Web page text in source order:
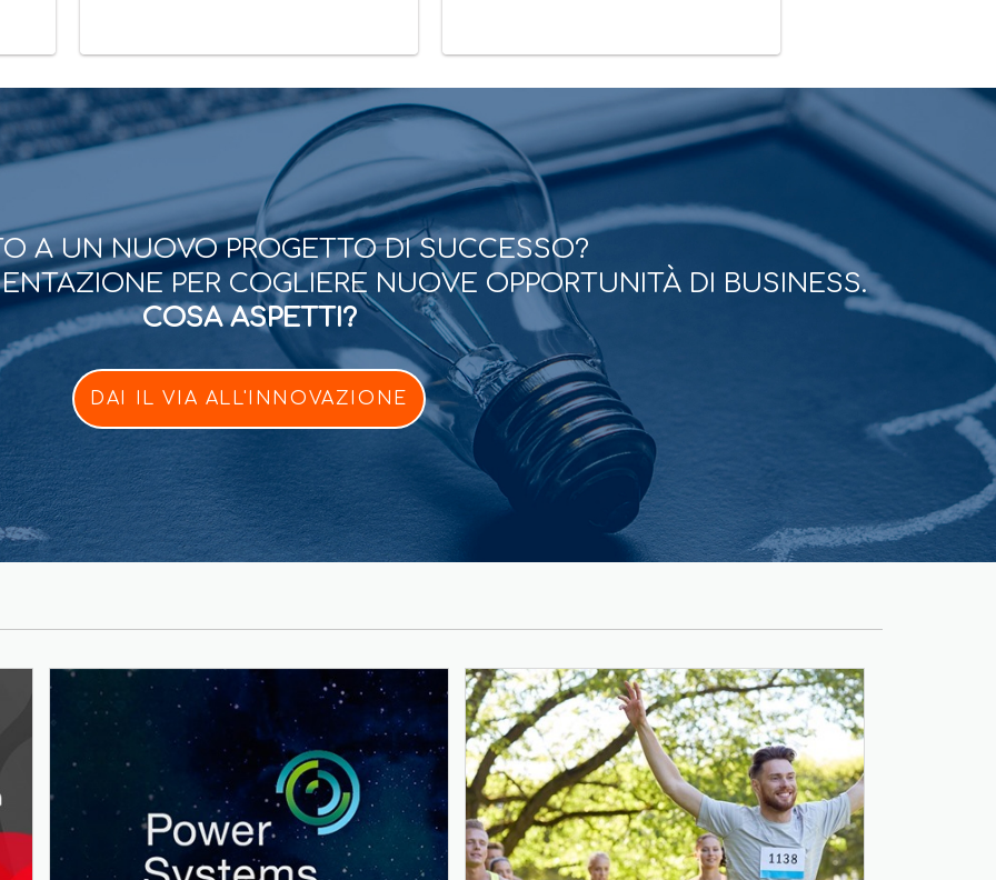
A UN NUOVO PROGETTO DI SUCCESSO?
PER COGLIERE NUOVE OPPORTUNITÀ DI BUSINESS.
COSA ASPETTI?
DAI IL VIA ALL'INNOVAZIONE